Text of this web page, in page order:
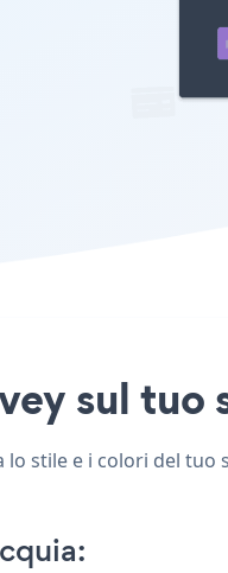
sul
stile e i colori del